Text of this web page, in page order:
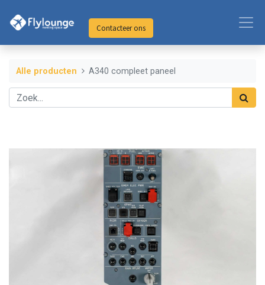
Contacteer ons
Alle producten A340 compleet paneel